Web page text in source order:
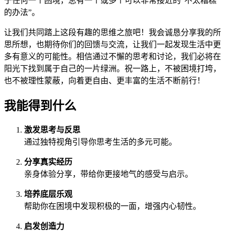
的办法”。
让我们共同踏上这段有趣的思维之旅吧！我会诚恳分享我的所
思所想，也期待你们的回馈与交流，让我们一起发现生活中更
多有意义的可能性。相信通过不懈的思考和讨论，我们必将在
阳光下找到属于自己的一片绿洲。祝一路上，不被困境打垮，
也不被理性蒙蔽，向着更自由、更丰富的生活不断前行！
我能得到什么
激发思考与反思
通过独特视角引导你思考生活的多元可能。
分享真实经历
亲身体验分享，带给你更接地气的感受与启示。
培养底层乐观
帮助你在困境中发现积极的一面，增强内心韧性。
启发创造力